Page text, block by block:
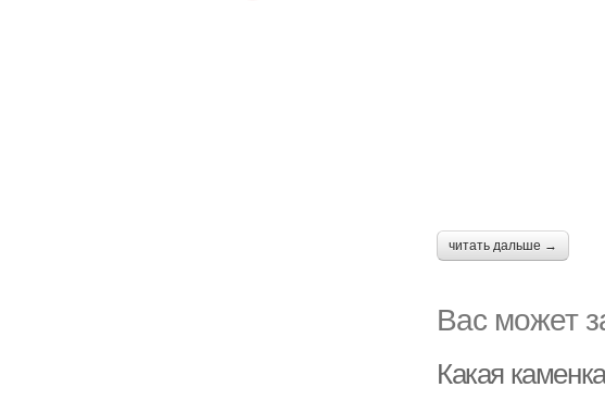
читать дальше →
Вас может
Какая